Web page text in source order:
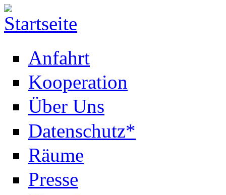
Anfahrt
Kooperation
Über Uns
Datenschutz*
Räume
Presse